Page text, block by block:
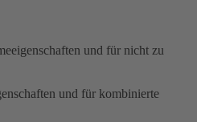
und für nicht zu
und für kombinierte